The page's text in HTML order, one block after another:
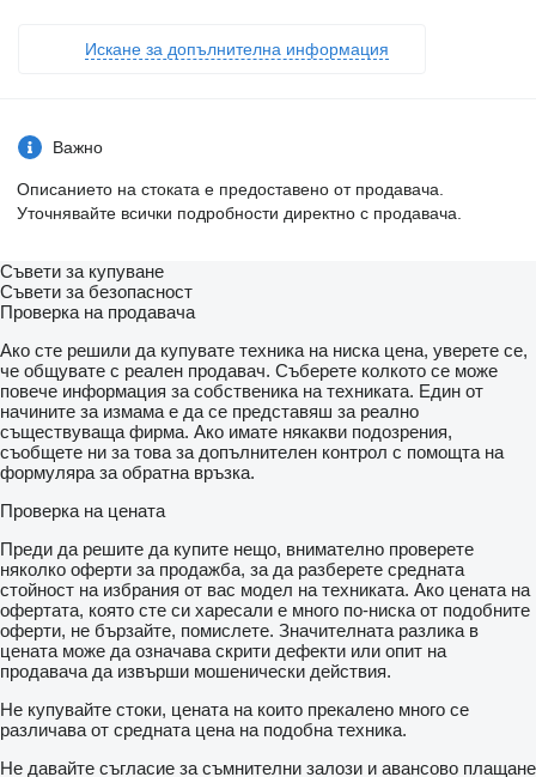
Искане за допълнителна информация
Важно
Описанието на стоката е предоставено от продавача.
Уточнявайте всички подробности директно с продавача.
Съвети за купуване
Съвети за безопасност
Проверка на продавача
Ако сте решили да купувате техника на ниска цена, уверете се,
че общувате с реален продавач. Съберете колкото се може
повече информация за собственика на техниката. Един от
начините за измама е да се представяш за реално
съществуваща фирма. Ако имате някакви подозрения,
съобщете ни за това за допълнителен контрол с помощта на
формуляра за обратна връзка.
Проверка на цената
Преди да решите да купите нещо, внимателно проверете
няколко оферти за продажба, за да разберете средната
стойност на избрания от вас модел на техниката. Ако цената на
офертата, която сте си харесали е много по-ниска от подобните
оферти, не бързайте, помислете. Значителната разлика в
цената може да означава скрити дефекти или опит на
продавача да извърши мошенически действия.
Не купувайте стоки, цената на които прекалено много се
различава от средната цена на подобна техника.
Не давайте съгласие за съмнителни залози и авансово плащане